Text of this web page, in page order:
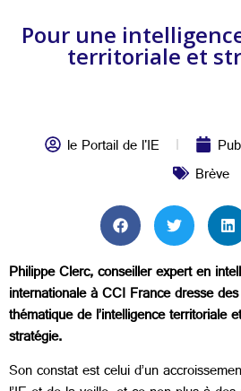
Pour une
territoriale et
le Portail de l'IE
Brève
Philippe Clerc, conseiller expert en
internationale à CCI France dresse
thématique de l’intelligence territoriale
stratégie.
Son constat est celui d’un